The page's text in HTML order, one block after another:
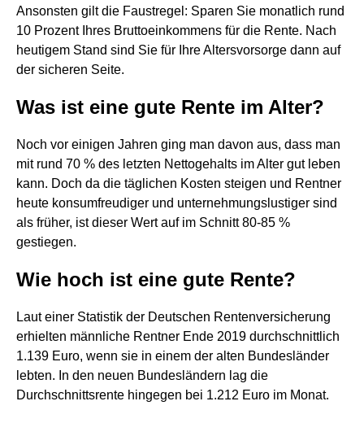
Ansonsten gilt die Faustregel: Sparen Sie monatlich rund
10 Prozent Ihres Bruttoeinkommens für die Rente. Nach
heutigem Stand sind Sie für Ihre Altersvorsorge dann auf
der sicheren Seite.
Was ist eine gute Rente im Alter?
Noch vor einigen Jahren ging man davon aus, dass man
mit rund 70 % des letzten Nettogehalts im Alter gut leben
kann. Doch da die täglichen Kosten steigen und Rentner
heute konsumfreudiger und unternehmungslustiger sind
als früher, ist dieser Wert auf im Schnitt 80-85 %
gestiegen.
Wie hoch ist eine gute Rente?
Laut einer Statistik der Deutschen Rentenversicherung
erhielten männliche Rentner Ende 2019 durchschnittlich
1.139 Euro, wenn sie in einem der alten Bundesländer
lebten. In den neuen Bundesländern lag die
Durchschnittsrente hingegen bei 1.212 Euro im Monat.